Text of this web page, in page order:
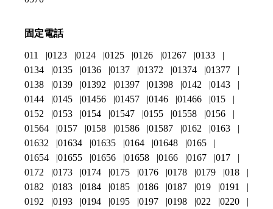
固定電話
011 0123 0124 0125 0126 01267
0133
0134
0135 0136 0137 01372 01374
01377
0138
0139 01392 01397 01398 0142
0143
0144
0145 01456 01457 0146 01466
015
0152
0153 0154 01547 0155 01558
0156
01564
0157 0158 01586 01587 0162
0163
01632
01634 01635 0164 01648
0165
01654
01655 01656 01658 0166 0167
017
0172
0173 0174 0175 0176 0178 0179
018
0182
0183 0184 0185 0186 0187 019
0191
0192
0193 0194 0195 0197 0198 022 0220